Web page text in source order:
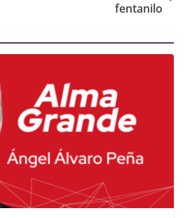
fentanilo